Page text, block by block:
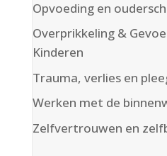
Opvoeding en
Overprikkeling &
Kinderen
Trauma, verlies en
Werken met de
Zelfvertrouwen en